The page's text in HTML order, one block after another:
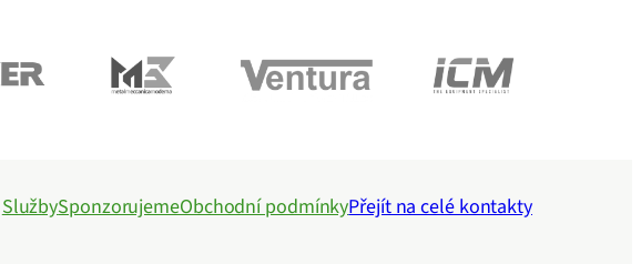
SlužbySponzorujemeObchodní podmínkyPřejít na celé kontakty